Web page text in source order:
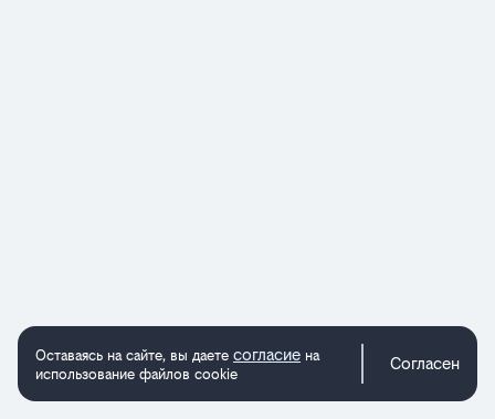
Оставаясь на сайте, вы даете согласие на
использование файлов cookie
Согласен